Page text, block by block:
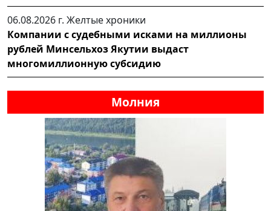
06.08.2026 г. Желтые хроники
Компании с судебными исками на миллионы
рублей Минсельхоз Якутии выдаст
многомиллионную субсидию
Молния